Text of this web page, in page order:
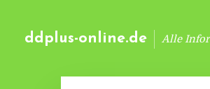
ddplus-online.de Alle